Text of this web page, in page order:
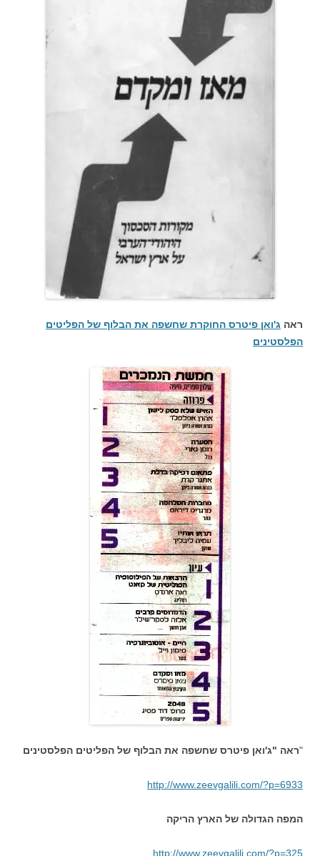
ראה ג'ואן פיטרס החוקרת שחשפה את הבלוף של הפליטים
הפלסטינים
"ראה "ג'ואן פיטרס שחשפה את הבלוף של הפליטים הפלסטינים
http://www.zeevgalili.com/?p=6933
המפה הגדולה של הארץ הריקה
http://www.zeevgalili.com/?p=325